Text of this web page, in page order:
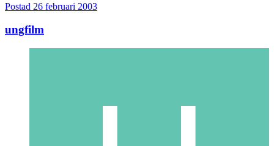
Postad 26 februari 2003
ungfilm